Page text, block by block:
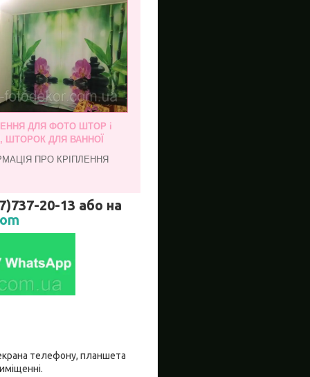
ДЛЯ ФОТО ШТОР і
ШТОРОК ДЛЯ ВАННОЇ
ПРО КРІПЛЕННЯ
20-13 або на
телефону, планшета